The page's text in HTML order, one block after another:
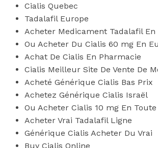
Cialis Quebec
Tadalafil Europe
Acheter Medicament Tadalafil En
Ou Acheter Du Cialis 60 mg En
Achat De Cialis En Pharmacie
Cialis Meilleur Site De Vente De
Acheté Générique Cialis Bas Prix
Achetez Générique Cialis Israël
Ou Acheter Cialis 10 mg En
Acheter Vrai Tadalafil Ligne
Générique Cialis Acheter Du Vrai
Buy Cialis Online